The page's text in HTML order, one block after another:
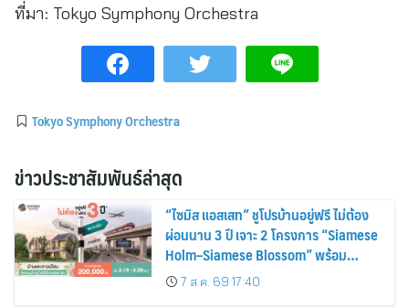
ที่มา: Tokyo Symphony Orchestra
Tokyo Symphony Orchestra
ข่าวประชาสัมพันธ์ล่าสุด
“ไซมิส แอสเสท” ชูโปรบ้านอยู่ฟรี ไม่ต้อง
ผ่อนนาน 3 ปี เจาะ 2 โครงการ “Siamese
Holm–Siamese Blossom” พร้อม
ส่วนลดและสิทธิพิเศษถึง 31 สิงหาคม
2569
7 ส.ค. 69 17:40